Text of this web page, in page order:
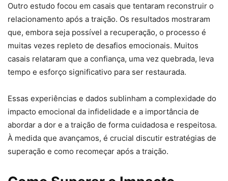
Outro estudo focou em casais que tentaram reconstruir o
relacionamento após a traição. Os resultados mostraram
que, embora seja possível a recuperação, o processo é
muitas vezes repleto de desafios emocionais. Muitos
casais relataram que a confiança, uma vez quebrada, leva
tempo e esforço significativo para ser restaurada.
Essas experiências e dados sublinham a complexidade do
impacto emocional da infidelidade e a importância de
abordar a dor e a traição de forma cuidadosa e respeitosa.
À medida que avançamos, é crucial discutir estratégias de
superação e como recomeçar após a traição.